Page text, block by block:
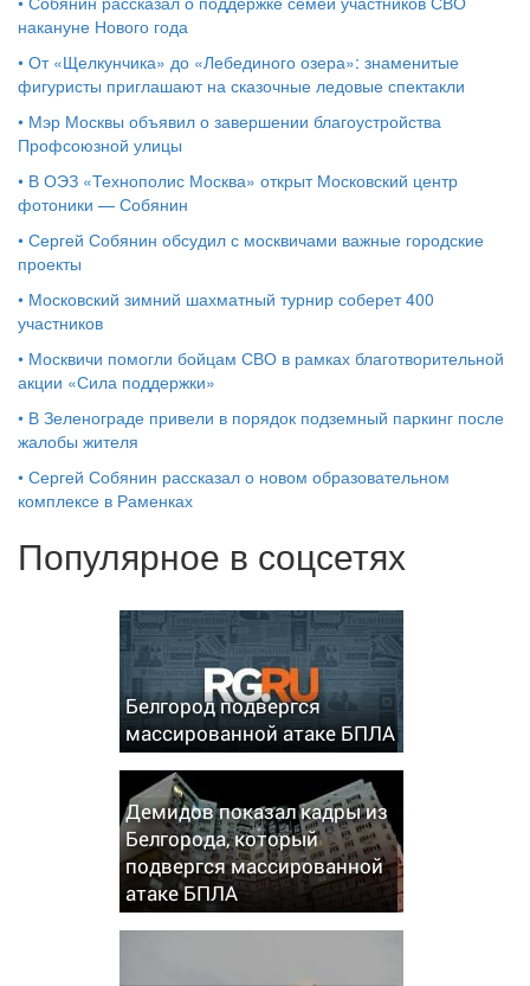
накануне Нового года
• От «Щелкунчика» до «Лебединого озера»: знаменитые
фигуристы приглашают на сказочные ледовые спектакли
• Мэр Москвы объявил о завершении благоустройства
Профсоюзной улицы
• В ОЭЗ «Технополис Москва» открыт Московский центр
фотоники — Собянин
• Сергей Собянин обсудил с москвичами важные городские
проекты
• Московский зимний шахматный турнир соберет 400
участников
• Москвичи помогли бойцам СВО в рамках благотворительной
акции «Сила поддержки»
• В Зеленограде привели в порядок подземный паркинг после
жалобы жителя
• Сергей Собянин рассказал о новом образовательном
комплексе в Раменках
Популярное в соцсетях
Белгород подвергся
массированной атаке БПЛА
Демидов показал кадры из
Белгорода, который
подвергся массированной
атаке БПЛА